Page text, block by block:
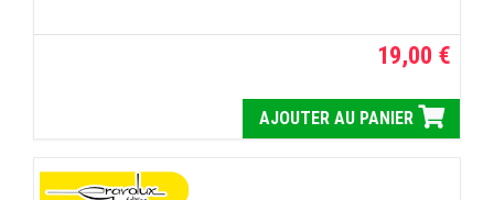
19,00 €
AJOUTER AU PANIER